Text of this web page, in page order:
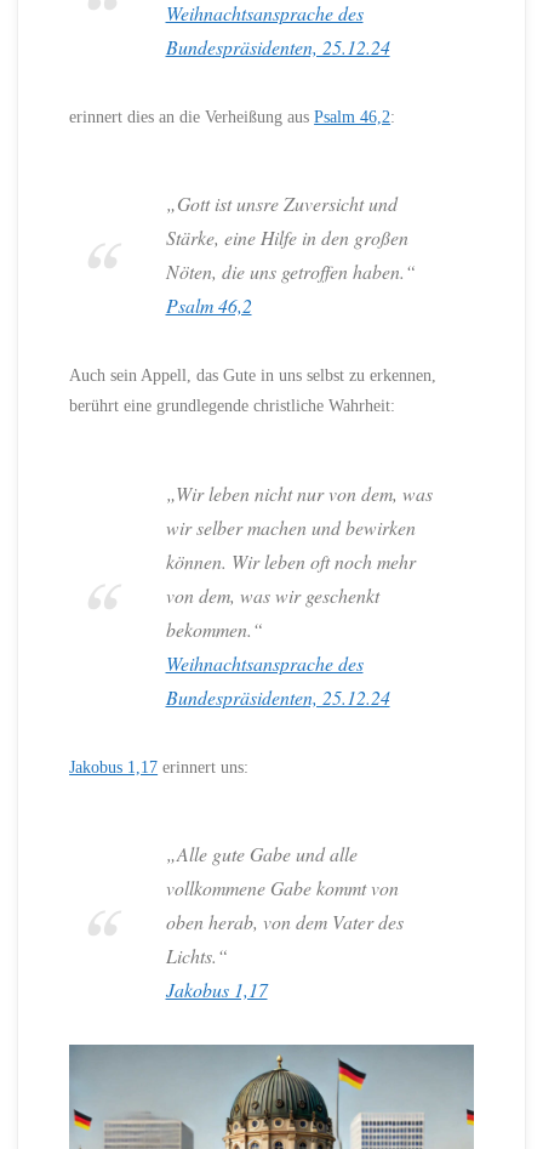
Weihnachtsansprache des
Bundespräsidenten, 25.12.24
erinnert dies an die Verheißung ausPsalm 46,2:
„Gott ist unsre Zuversicht und
Stärke, eine Hilfe in den großen
Nöten, die uns getroffen haben.“
Psalm 46,2
Auch sein Appell, das Gute in uns selbst zu erkennen,
berührt eine grundlegende christliche Wahrheit:
„Wir leben nicht nur von dem, was
wir selber machen und bewirken
können. Wir leben oft noch mehr
von dem, was wir geschenkt
bekommen.“
Weihnachtsansprache des
Bundespräsidenten, 25.12.24
Jakobus 1,17 erinnert uns:
„Alle gute Gabe und alle
vollkommene Gabe kommt von
oben herab, von dem Vater des
Lichts.“
Jakobus 1,17